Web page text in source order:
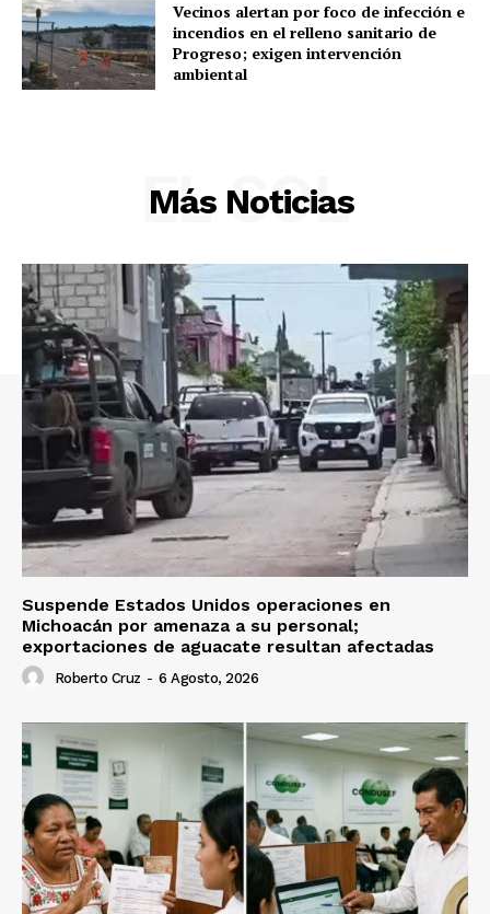
Municipios
Vecinos alertan por foco de infección e
incendios en el relleno sanitario de
Progreso; exigen intervención
ambiental
Más Noticias
EL SOL
Suspende Estados Unidos operaciones en
Michoacán por amenaza a su personal;
exportaciones de aguacate resultan afectadas
Roberto Cruz - 6 Agosto, 2026